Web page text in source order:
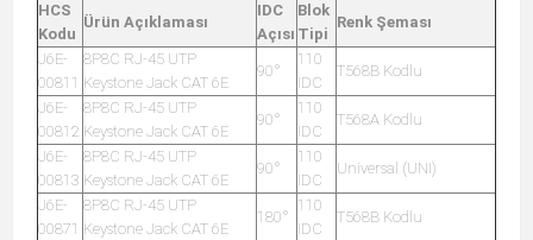
HCS
Kodu
Ürün Açıklaması
IDC
Açısı
Blok
Tipi
Renk Şeması
J6E-
00811
8P8C RJ-45 UTP
Keystone Jack CAT 6E
90°
110
IDC
T568B Kodlu
J6E-
00812
8P8C RJ-45 UTP
Keystone Jack CAT 6E
90°
110
IDC
T568A Kodlu
J6E-
00813
8P8C RJ-45 UTP
Keystone Jack CAT 6E
90°
110
IDC
Universal (UNI)
J6E-
00871
8P8C RJ-45 UTP
Keystone Jack CAT 6E
180°
110
IDC
T568B Kodlu